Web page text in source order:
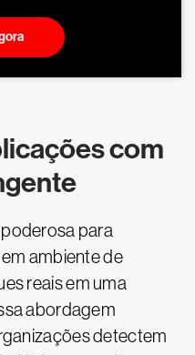
com
para
ambiente de
reais em uma
abordagem
detectem